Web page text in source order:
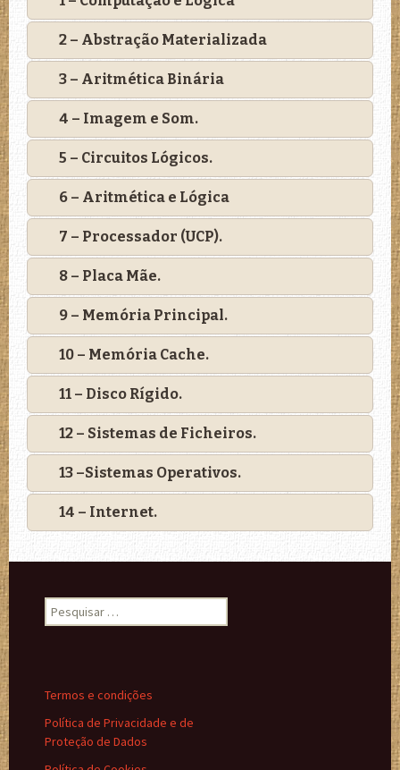
2 – Abstração Materializada
3 – Aritmética Binária
4 – Imagem e Som.
5 – Circuitos Lógicos.
6 – Aritmética e Lógica
7 – Processador (UCP).
8 – Placa Mãe.
9 – Memória Principal.
10 – Memória Cache.
11 – Disco Rígido.
12 – Sistemas de Ficheiros.
13 –Sistemas Operativos.
14 – Internet.
P
e
i
s
a
Termos e condições
Política de Privacidade e de
Proteção de Dados